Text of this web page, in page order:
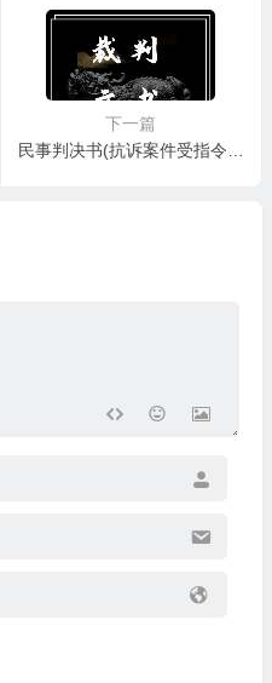
下一篇
民事判决书(抗诉案件受指令法院按二审程序再审用)